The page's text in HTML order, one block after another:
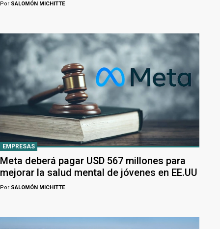
Por SALOMÓN MICHITTE
EMPRESAS
Meta deberá pagar USD 567 millones para
mejorar la salud mental de jóvenes en EE.UU
Por SALOMÓN MICHITTE